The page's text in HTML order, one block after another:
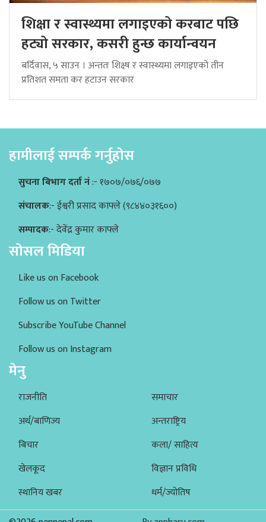
शिक्षा र स्वास्थ्यमा लगाइएको करबाट पछि
हट्यो सरकार, कसरी हुन्छ कार्यान्वयन
बर्दिवास, ५ साउन । अन्ततः शिक्ष्ष र स्वास्थ्यमा लगाइएको तीन
प्रतिशत समता कर हटाउन सरकार
हामीलाई सम्पर्क गर्नुहोस
सुचना बिभाग दर्ता नं:- १७०७/०७६/०७७
संचालक:- ईश्वरी प्रसाद काफ्ले (९८४४०३१६००)
सम्पादक:- देवेंद्र कुमार काफ्ले
सोसल मिडिया
Like us on Facebook
Follow us on Twitter
Subscribe YouTube Channel
Follow us on Instagram
मेनु
राजनीति
अर्थ/बाणिज्य
बिचार
खेलकूद
स्थानिय खबर
समाचार
अन्तराष्ट्रिय
कला/ साहित्य
विज्ञान प्रविधि
धर्म/ज्योतिष